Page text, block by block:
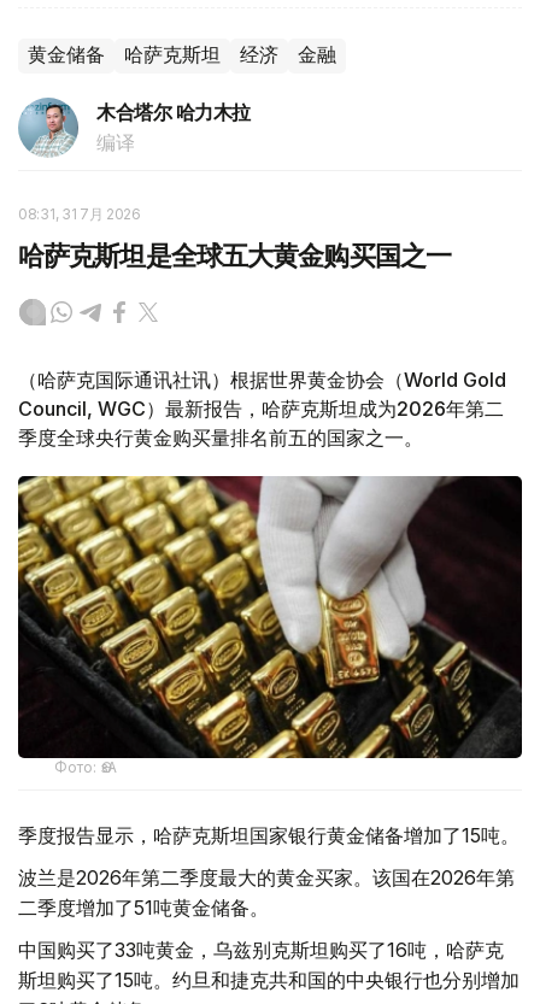
黄金储备 哈萨克斯坦 经济 金融
木合塔尔 哈力木拉
编译
08:31, 31 7月 2026
哈萨克斯坦是全球五大黄金购买国之一
（哈萨克国际通讯社讯）根据世界黄金协会（World Gold
Council, WGC）最新报告，哈萨克斯坦成为2026年第二
季度全球央行黄金购买量排名前五的国家之一。
Фото: ӨзА
季度报告显示，哈萨克斯坦国家银行黄金储备增加了15吨。
波兰是2026年第二季度最大的黄金买家。该国在2026年第
二季度增加了51吨黄金储备。
中国购买了33吨黄金，乌兹别克斯坦购买了16吨，哈萨克
斯坦购买了15吨。约旦和捷克共和国的中央银行也分别增加